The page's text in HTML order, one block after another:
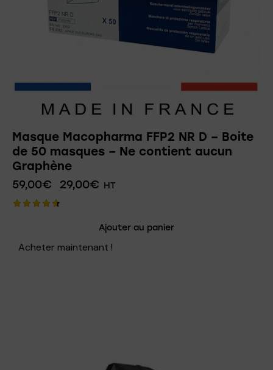
Masque Macopharma FFP2 NR D – Boite
de 50 masques – Ne contient aucun
Graphène
59,00€ 29,00€ HT
Ajouter au panier
Acheter maintenant !